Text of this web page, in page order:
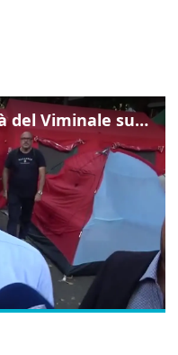
Gualtieri: "Responsabilità del Viminale su Spin Time? La posizione dei partiti è nota"